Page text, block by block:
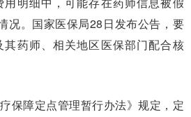
况。国家医保局28日发布公告，要
药师、相关地区医保部门配合核
保障定点管理暂行办法》规定，定